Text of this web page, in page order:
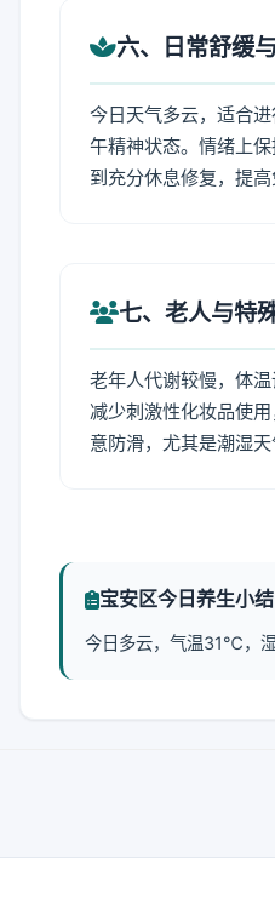
六、日常舒缓
今日天气多云，适合
午精神状态。情绪上
到充分休息修复，提高
七、老人与特
老年人代谢较慢，体
减少刺激性化妆品使
意防滑，尤其是潮湿
宝安区今日养生小结
今日多云，气温31℃，